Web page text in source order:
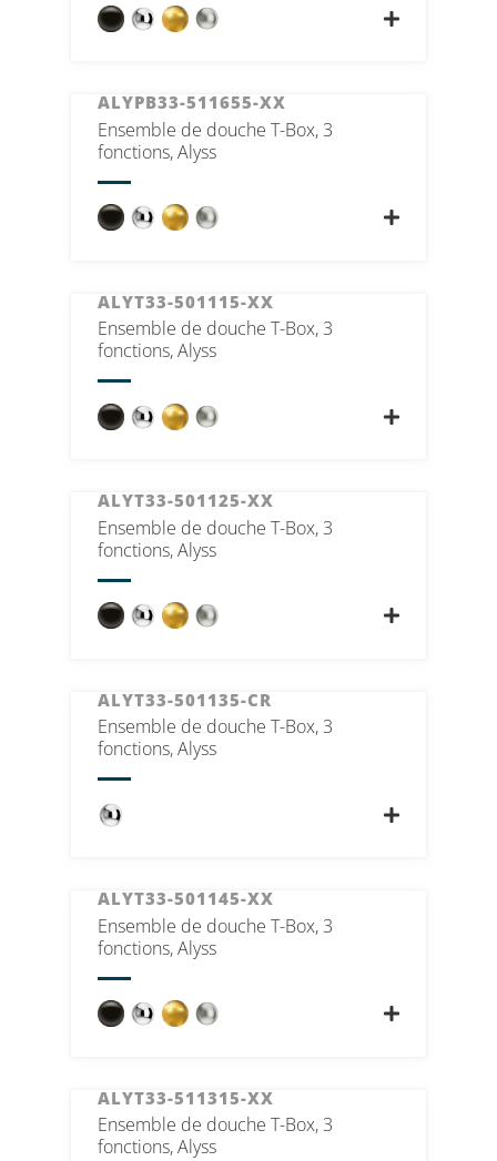
ALYPB33-511655-XX
Ensemble de douche T-Box, 3
fonctions, Alyss
ALYT33-501115-XX
Ensemble de douche T-Box, 3
fonctions, Alyss
ALYT33-501125-XX
Ensemble de douche T-Box, 3
fonctions, Alyss
ALYT33-501135-CR
Ensemble de douche T-Box, 3
fonctions, Alyss
ALYT33-501145-XX
Ensemble de douche T-Box, 3
fonctions, Alyss
ALYT33-511315-XX
Ensemble de douche T-Box, 3
fonctions, Alyss